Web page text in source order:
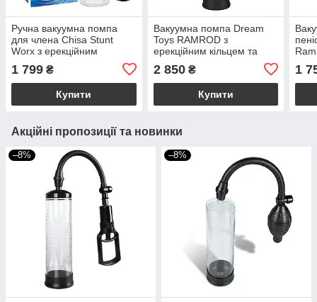
Ручна вакуумна помпа
для члена Chisa Stunt
Worx з ерекційним
1 799 ₴
Купити
Вакуумна помпа Dream
Toys RAMROD з
ерекційним кільцем та
прозорий
2 850₴
Купити
1
Акційні пропозиції та новинки
–8% –8%